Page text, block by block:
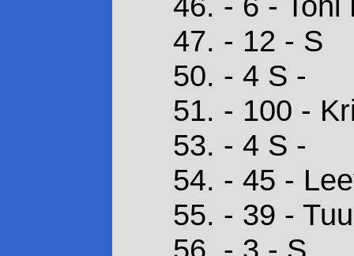
47. - 12 - S
50. - 4 S -
51. - 100 -
53. - 4 S -
54. - 45 -
55. - 39 -